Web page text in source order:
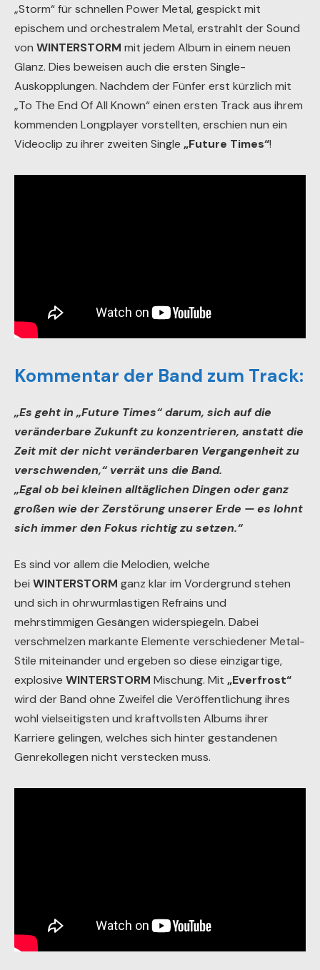
„Storm“ für schnellen Power Metal, gespickt mit
epischem und orchestralem Metal, erstrahlt der Sound
von WINTERSTORM mit jedem Album in einem neuen
Glanz. Dies beweisen auch die ersten Single-
Auskopplungen. Nachdem der Fünfer erst kürzlich mit
„To The End Of All Known“ einen ersten Track aus ihrem
kommenden Longplayer vorstellten, erschien nun ein
Videoclip zu ihrer zweiten Single „Future Times“!
Kommentar der Band zum Track:
„Es geht in „Future Times“ darum, sich auf die
veränderbare Zukunft zu konzentrieren, anstatt die
Zeit mit der nicht veränderbaren Vergangenheit zu
verschwenden,“ verrät uns die Band.
„Egal ob bei kleinen alltäglichen Dingen oder ganz
großen wie der Zerstörung unserer Erde — es lohnt
sich immer den Fokus richtig zu setzen.“
Es sind vor allem die Melodien, welche
bei WINTERSTORM ganz klar im Vordergrund stehen
und sich in ohrwurmlastigen Refrains und
mehrstimmigen Gesängen widerspiegeln. Dabei
verschmelzen markante Elemente verschiedener Metal-
Stile miteinander und ergeben so diese einzigartige,
explosive WINTERSTORM Mischung. Mit „Everfrost“
wird der Band ohne Zweifel die Veröffentlichung ihres
wohl vielseitigsten und kraftvollsten Albums ihrer
Karriere gelingen, welches sich hinter gestandenen
Genrekollegen nicht verstecken muss.